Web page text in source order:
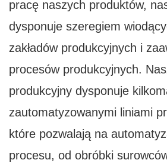
pracę naszych produktów,
dysponuje szeregiem
zakładów produkcyjnych i
procesów produkcyjnych.
produkcyjny dysponuje
zautomatyzowanymi liniami
które pozwalają na
procesu, od obróbki